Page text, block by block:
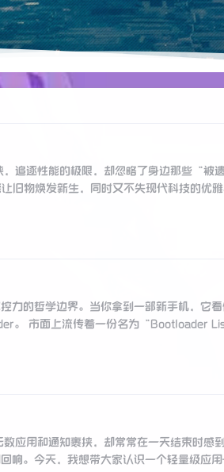
追逐性能的极限，却忽略了身边那些“
旧物焕发新生，同时又不失现代科技的优
力的哲学边界。当你拿到一部新手机，它
。 市面上流传着一份名为“Bootloader
应用和通知裹挟，却常常在一天结束时感
响。今天，我想带大家认识一个轻量级